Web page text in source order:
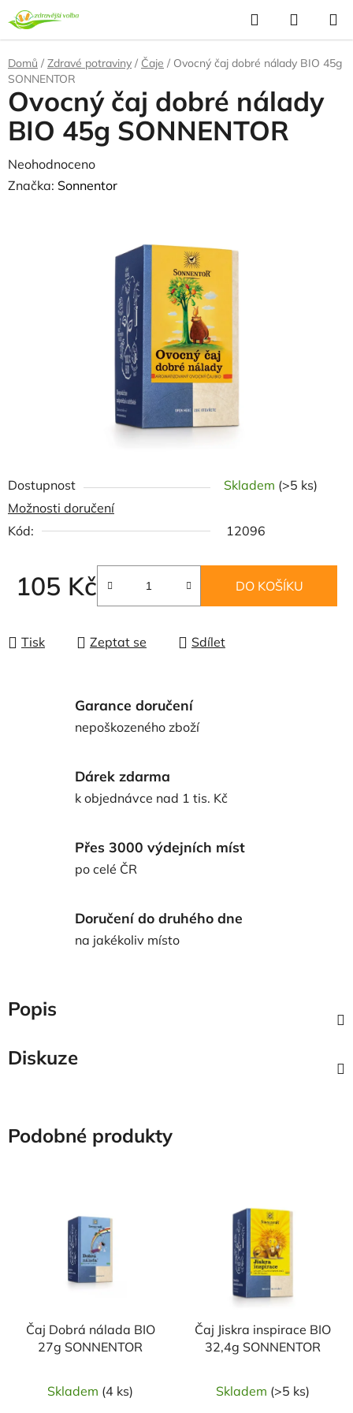
Přejít
na
obsah
Hledat
KOŠÍK
Domů / Zdravé potraviny / Čaje / Ovocný čaj dobré nálady BIO 45g
SONNENTOR
Dostupnost Skladem (>5 ks)
Možnosti doručení
Kód:
12096
105 Kč DO KOŠÍKU
Tisk Zeptat se Sdílet
Ovocný čaj dobré nálady
BIO 45g SONNENTOR
Průměrné
hodnocení
Neohodnoceno
Značka: Sonnentor
Garance doručení
nepoškozeného zboží
Dárek zdarma
k objednávce nad 1 tis. Kč
Přes 3000 výdejních míst
po celé ČR
Doručení do druhého dne
na jakékoliv místo
Popis
Diskuze
Podobné produkty
Čaj Dobrá nálada BIO
27g SONNENTOR
Skladem (4 ks)
Čaj Jiskra inspirace BIO
32,4g SONNENTOR
Skladem (>5 ks)